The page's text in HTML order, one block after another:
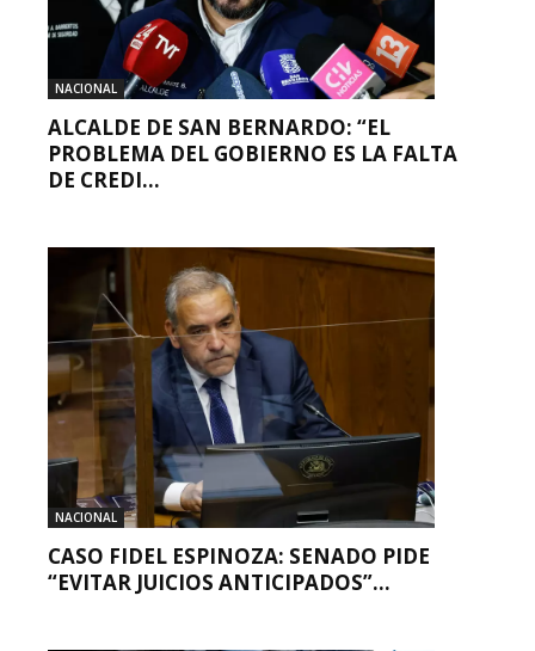
NACIONAL
ALCALDE DE SAN BERNARDO: “EL
PROBLEMA DEL GOBIERNO ES LA FALTA
DE CREDI...
NACIONAL
CASO FIDEL ESPINOZA: SENADO PIDE
“EVITAR JUICIOS ANTICIPADOS”...